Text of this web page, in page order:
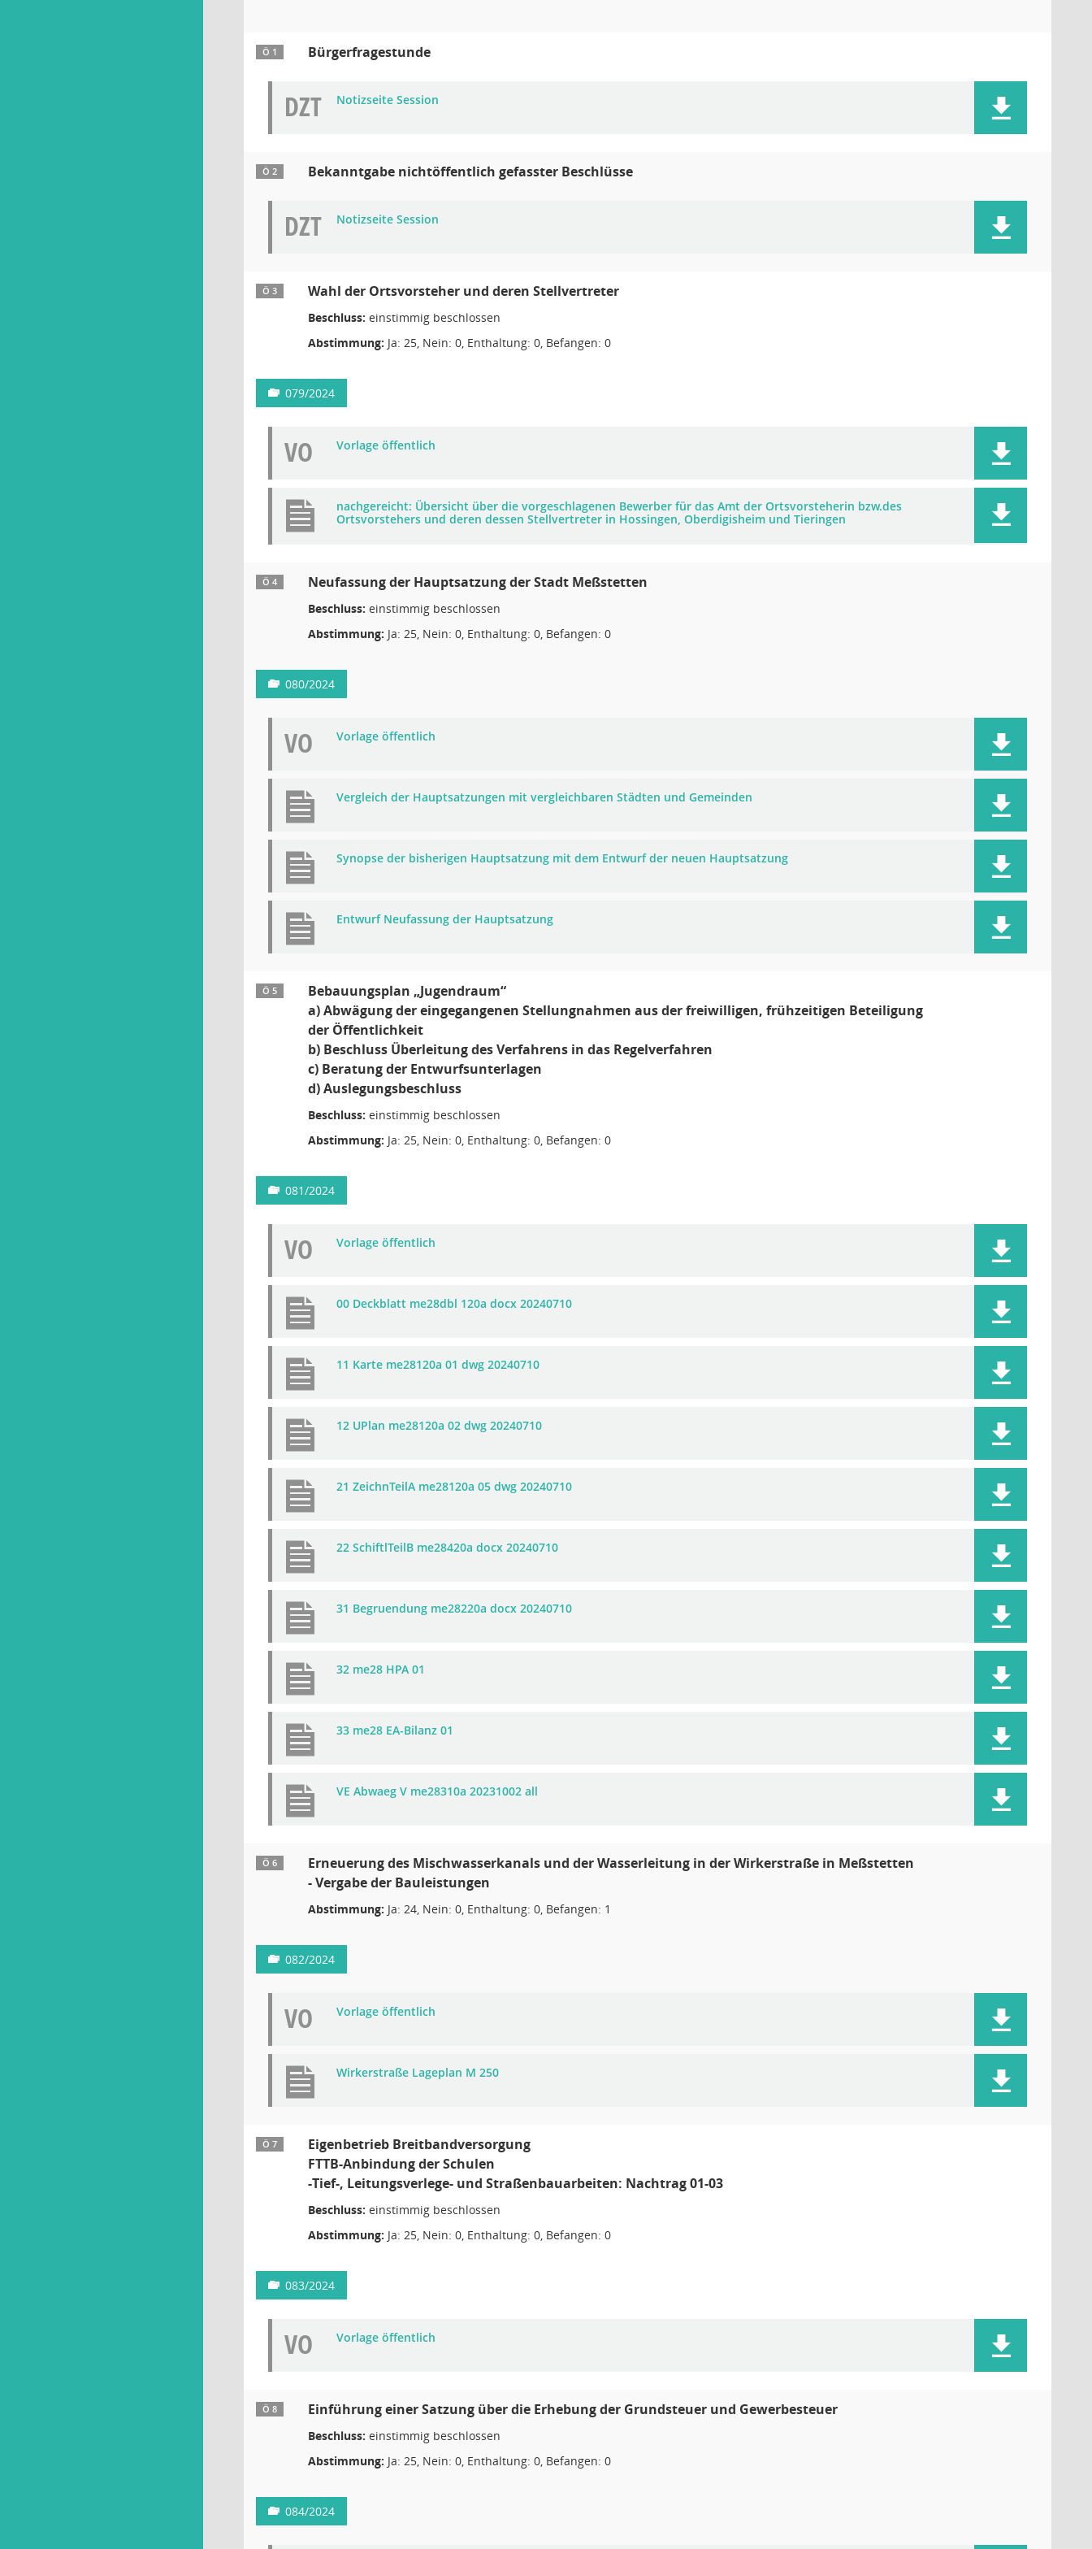
Ö 1 Bürgerfragestunde
DZT Notizseite Session
Ö 2 Bekanntgabe nichtöffentlich gefasster Beschlüsse
DZT Notizseite Session
Ö 3 Wahl der Ortsvorsteher und deren Stellvertreter
Beschluss: einstimmig beschlossen
Abstimmung: Ja: 25, Nein: 0, Enthaltung: 0, Befangen: 0
079/2024
VO Vorlage öffentlich
nachgereicht: Übersicht über die vorgeschlagenen Bewerber für das Amt der Ortsvorsteherin bzw.des
Ortsvorstehers und deren dessen Stellvertreter in Hossingen, Oberdigisheim und Tieringen
Ö 4 Neufassung der Hauptsatzung der Stadt Meßstetten
Beschluss: einstimmig beschlossen
Abstimmung: Ja: 25, Nein: 0, Enthaltung: 0, Befangen: 0
080/2024
VO Vorlage öffentlich
Vergleich der Hauptsatzungen mit vergleichbaren Städten und Gemeinden
Synopse der bisherigen Hauptsatzung mit dem Entwurf der neuen Hauptsatzung
Entwurf Neufassung der Hauptsatzung
Ö 5
Bebauungsplan „Jugendraum“
a) Abwägung der eingegangenen Stellungnahmen aus der freiwilligen, frühzeitigen Beteiligung
der Öffentlichkeit
b) Beschluss Überleitung des Verfahrens in das Regelverfahren
c) Beratung der Entwurfsunterlagen
d) Auslegungsbeschluss
Beschluss: einstimmig beschlossen
Abstimmung: Ja: 25, Nein: 0, Enthaltung: 0, Befangen: 0
081/2024
VO Vorlage öffentlich
00 Deckblatt me28dbl 120a docx 20240710
11 Karte me28120a 01 dwg 20240710
12 UPlan me28120a 02 dwg 20240710
21 ZeichnTeilA me28120a 05 dwg 20240710
22 SchiftlTeilB me28420a docx 20240710
31 Begruendung me28220a docx 20240710
32 me28 HPA 01
33 me28 EA-Bilanz 01
VE Abwaeg V me28310a 20231002 all
Ö 6
Erneuerung des Mischwasserkanals und der Wasserleitung in der Wirkerstraße in Meßstetten
- Vergabe der Bauleistungen
Abstimmung: Ja: 24, Nein: 0, Enthaltung: 0, Befangen: 1
082/2024
VO Vorlage öffentlich
Wirkerstraße Lageplan M 250
Ö 7
Eigenbetrieb Breitbandversorgung
FTTB-Anbindung der Schulen
-Tief-, Leitungsverlege- und Straßenbauarbeiten: Nachtrag 01-03
Beschluss: einstimmig beschlossen
Abstimmung: Ja: 25, Nein: 0, Enthaltung: 0, Befangen: 0
083/2024
VO Vorlage öffentlich
Ö 8 Einführung einer Satzung über die Erhebung der Grundsteuer und Gewerbesteuer
Beschluss: einstimmig beschlossen
Abstimmung: Ja: 25, Nein: 0, Enthaltung: 0, Befangen: 0
084/2024